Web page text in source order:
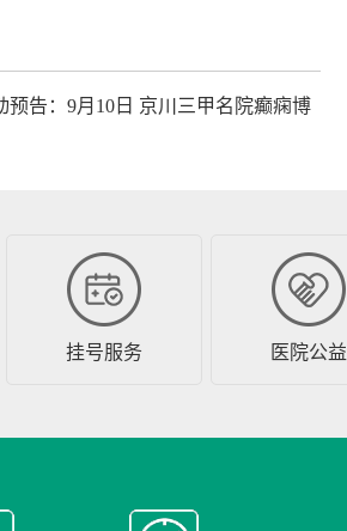
预告：9月10日 京川三甲名院癫痫博
挂号服务 医院公益